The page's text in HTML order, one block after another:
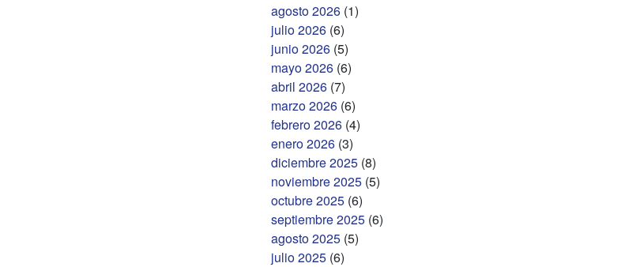
agosto 2026 (1)
julio 2026 (6)
junio 2026 (5)
mayo 2026 (6)
abril 2026 (7)
marzo 2026 (6)
febrero 2026 (4)
enero 2026 (3)
diciembre 2025 (8)
noviembre 2025 (5)
octubre 2025 (6)
septiembre 2025 (6)
agosto 2025 (5)
julio 2025 (6)